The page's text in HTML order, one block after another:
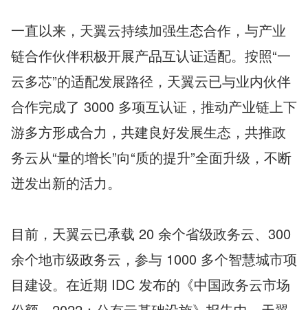
一直以来，天翼云持续加强生态合作，与产业
链合作伙伴积极开展产品互认证适配。按照“一
云多芯”的适配发展路径，天翼云已与业内伙伴
合作完成了 3000 多项互认证，推动产业链上下
游多方形成合力，共建良好发展生态，共推政
务云从“量的增长”向“质的提升”全面升级，不断
迸发出新的活力。
目前，天翼云已承载 20 余个省级政务云、300
余个地市级政务云，参与 1000 多个智慧城市项
目建设。在近期 IDC 发布的《中国政务云市场